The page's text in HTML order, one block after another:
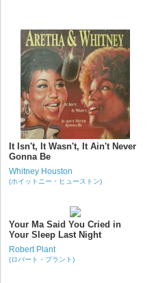
It Isn't, It Wasn't, It Ain't Never
Gonna Be
Whitney Houston
(ホイットニー・ヒューストン)
Your Ma Said You Cried in
Your Sleep Last Night
Robert Plant
(ロバート・プラント)